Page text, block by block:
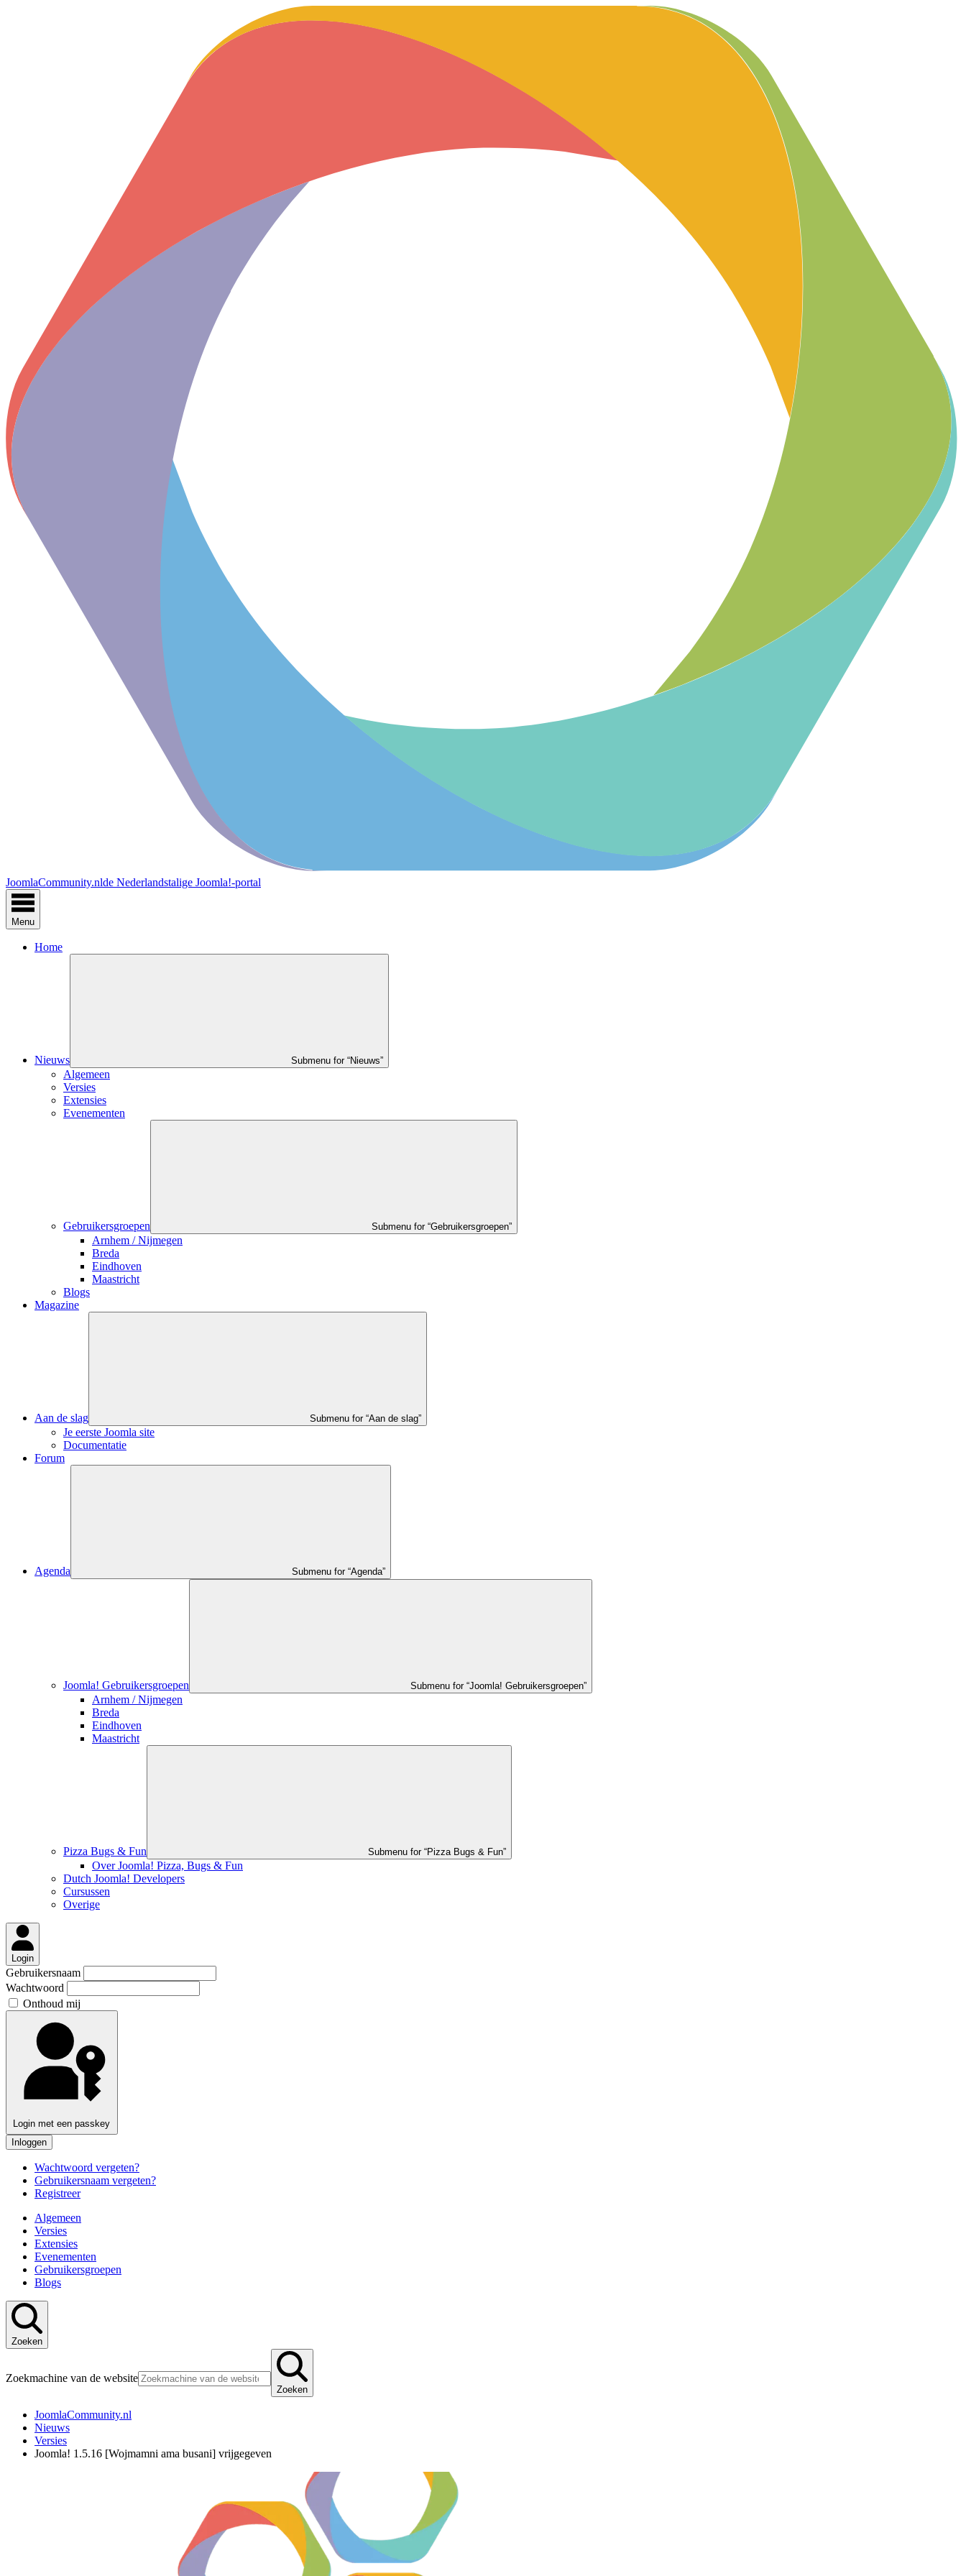
JoomlaCommunity.nlde Nederlandstalige Joomla!-portal
Menu
Home
Nieuws Submenu for “Nieuws”
Algemeen
Versies
Extensies
Evenementen
Gebruikersgroepen Submenu for “Gebruikersgroepen”
Arnhem / Nijmegen
Breda
Eindhoven
Maastricht
Blogs
Magazine
Aan de slag Submenu for “Aan de slag”
Je eerste Joomla site
Documentatie
Forum
Agenda Submenu for “Agenda”
Joomla! Gebruikersgroepen Submenu for “Joomla! Gebruikersgroepen”
Arnhem / Nijmegen
Breda
Eindhoven
Maastricht
Pizza Bugs & Fun Submenu for “Pizza Bugs & Fun”
Over Joomla! Pizza, Bugs & Fun
Dutch Joomla! Developers
Cursussen
Overige
Login
Gebruikersnaam
Wachtwoord
Onthoud mij
Login met een passkey
Inloggen
Wachtwoord vergeten?
Gebruikersnaam vergeten?
Registreer
Algemeen
Versies
Extensies
Evenementen
Gebruikersgroepen
Blogs
Zoeken
Zoekmachine van de website
Zoeken
JoomlaCommunity.nl
Nieuws
Versies
Joomla! 1.5.16 [Wojmamni ama busani] vrijgegeven